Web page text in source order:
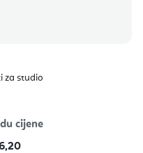
za studio
cijene